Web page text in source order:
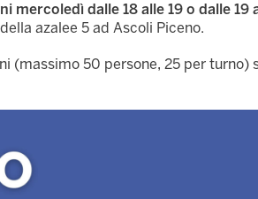
mercoledì dalle 18 alle 19 o dalle 19
azalee 5 ad Ascoli Piceno.
(massimo 50 persone, 25 per turno)